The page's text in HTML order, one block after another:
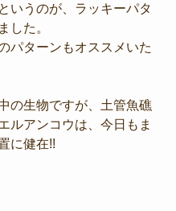
いうのが、ラッキーパタ
した。
パターンもオススメいた
の生物ですが、土管魚礁
ルアンコウは、今日もま
に健在!!